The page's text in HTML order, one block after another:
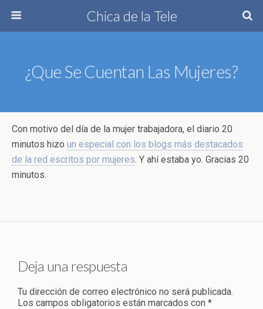
Chica de la Tele
¿Que Se Cuentan Las Mujeres?
Con motivo del día de la mujer trabajadora, el diario 20
minutos hizo un especial con los blogs más destacados
de la red escritos por mujeres. Y ahí estaba yo. Gracias 20
minutos.
Deja una respuesta
Tu dirección de correo electrónico no será publicada.
Los campos obligatorios están marcados con *